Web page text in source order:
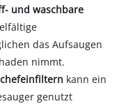
und waschbare
das Aufsaugen
nimmt.
kann ein
genutzt